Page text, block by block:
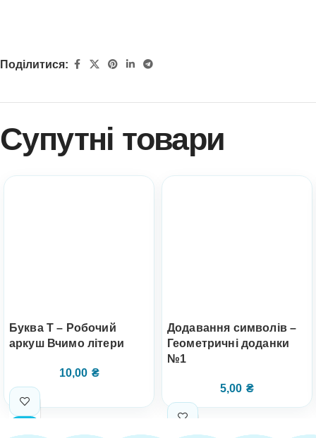
Поділитися:
Супутні товари
Буква Т – Робочий
аркуш Вчимо літери
10,00 ₴
Додавання символів –
Геометричні доданки
№1
5,00 ₴